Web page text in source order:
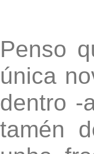
Penso
única
dentro -
tamén